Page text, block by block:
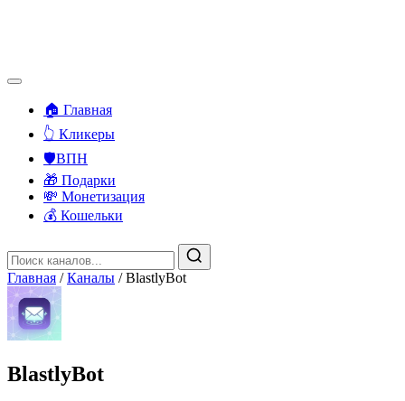
🏠 Главная
👆 Кликеры
🛡️ВПН
🎁 Подарки
💸 Монетизация
💰 Кошельки
Главная / Каналы / BlastlyBot
BlastlyBot